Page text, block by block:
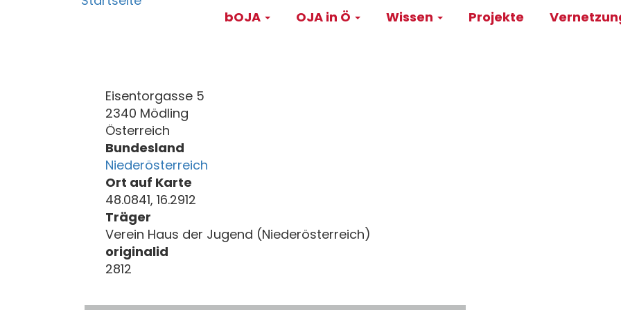
Main
bOJA OJA in Ö Wissen Projekte
Eisentorgasse 5
2340 Mödling
Österreich
Bundesland
Niederösterreich
Ort auf Karte
48.0841, 16.2912
Träger
Verein Haus der Jugend (Niederösterreich)
originalid
2812